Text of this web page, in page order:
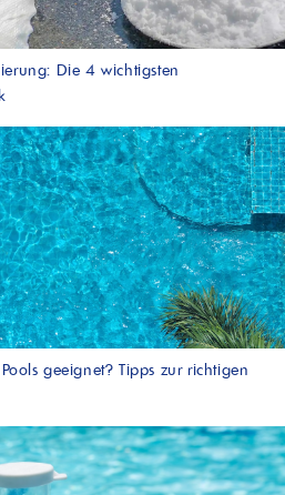
Die 4 wichtigsten
geeignet? Tipps zur richtigen